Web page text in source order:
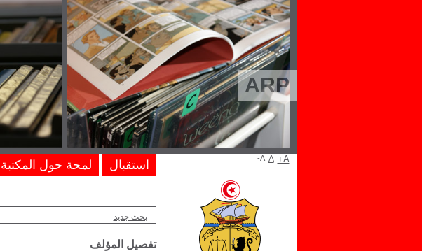
ARP
بحث جديد
تفصيل المؤلف
استقبال لمحة حول المكتبة A- A A+